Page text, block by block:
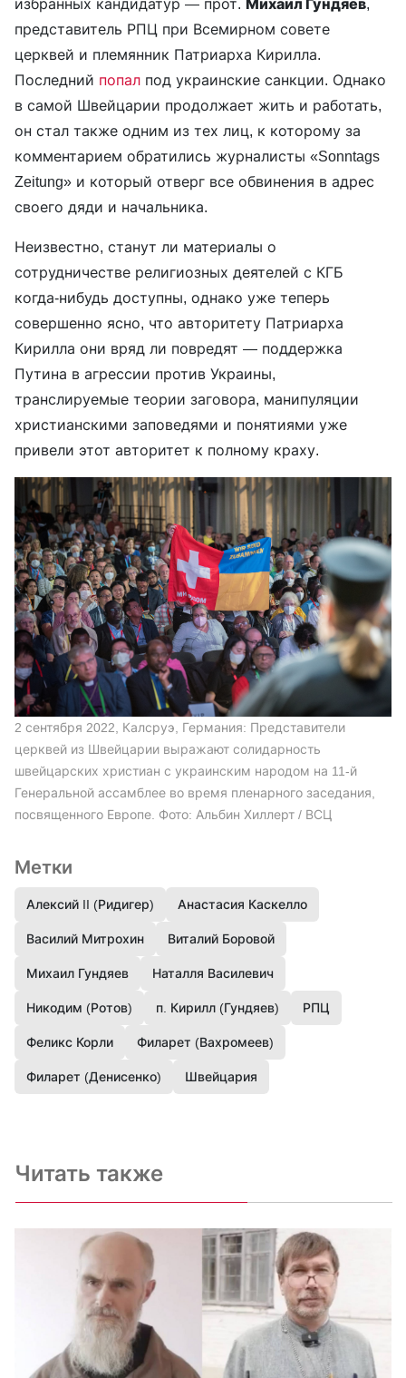
избранных кандидатур — прот. Михаил Гундяев,
представитель РПЦ при Всемирном совете
церквей и племянник Патриарха Кирилла.
Последний попал под украинские санкции. Однако
в самой Швейцарии продолжает жить и работать,
он стал также одним из тех лиц, к которому за
комментарием обратились журналисты «Sonntags
Zeitung» и который отверг все обвинения в адрес
своего дяди и начальника.
Неизвестно, станут ли материалы о
сотрудничестве религиозных деятелей с КГБ
когда-нибудь доступны, однако уже теперь
совершенно ясно, что авторитету Патриарха
Кирилла они вряд ли повредят — поддержка
Путина в агрессии против Украины,
транслируемые теории заговора, манипуляции
христианскими заповедями и понятиями уже
привели этот авторитет к полному краху.
2 сентября 2022, Калсруэ, Германия: Представители
церквей из Швейцарии выражают солидарность
швейцарских христиан с украинским народом на 11-й
Генеральной ассамблее во время пленарного заседания,
посвященного Европе. Фото: Альбин Хиллерт / ВСЦ
Метки
Алексий II (Ридигер) Анастасия Каскелло
Василий Митрохин Виталий Боровой
Михаил Гундяев Наталля Василевич
Никодим (Ротов) п. Кирилл (Гундяев) РПЦ
Феликс Корли Филарет (Вахромеев)
Филарет (Денисенко) Швейцария
Читать также